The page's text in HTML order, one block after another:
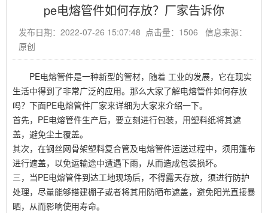
pe电熔管件如何存放？厂家告诉你
发布日期：2022-07-26 15:07:48 点击量：1506 信息来源：
原创
PE电熔管件是一种新型的管材，随着 工业的发展，它在现实
生活中得到了非常广泛的应用。那么大家了解电熔管件如何存放
吗？下面PE电熔管件厂家来详细为大家来介绍一下。
首先，PE电熔管件生产后，要立刻进行包装，用塑料纸将其遮
盖，避免尘土覆盖。
其次，在钢丝网骨架塑料复合管及电熔管件运送过程中，须用篷布
进行遮盖，以免运输途中遭遇下雨，从而造成包装损坏。
三，当PE电熔管件到达工地现场后，不得露天存放，须进行防护
处理，尽量能够搭建棚子或者将其用防晒布遮盖，避免阳光直接暴
晒，从而影响使用寿命。